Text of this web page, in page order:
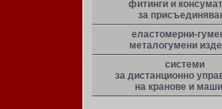
фитинги и
за
еластомерни-
металогумени
системи
за дистанционно
на кранове и